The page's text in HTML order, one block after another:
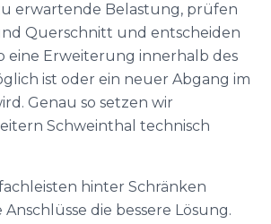
erwartende Belastung, prüfen
Querschnitt und entscheiden
eine Erweiterung innerhalb des
ist oder ein neuer Abgang im
Genau so setzen wir
Schweinthal technisch
hinter Schränken
Anschlüsse die bessere Lösung.